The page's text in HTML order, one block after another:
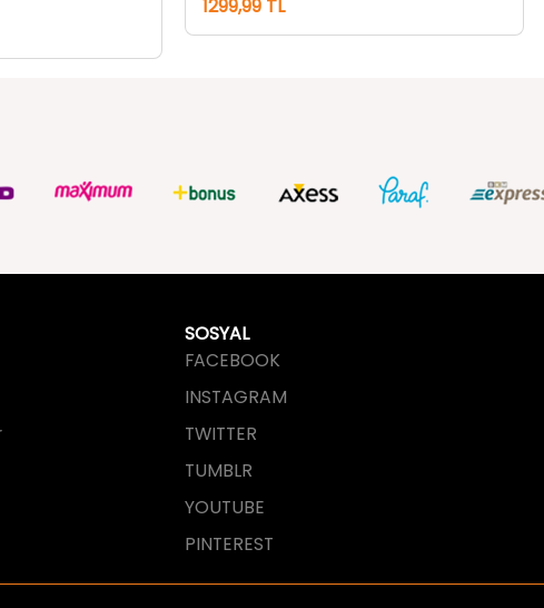
SOSYAL
INSTAGRAM
tarafından tasarlanmış ve geliştirilmiştir.